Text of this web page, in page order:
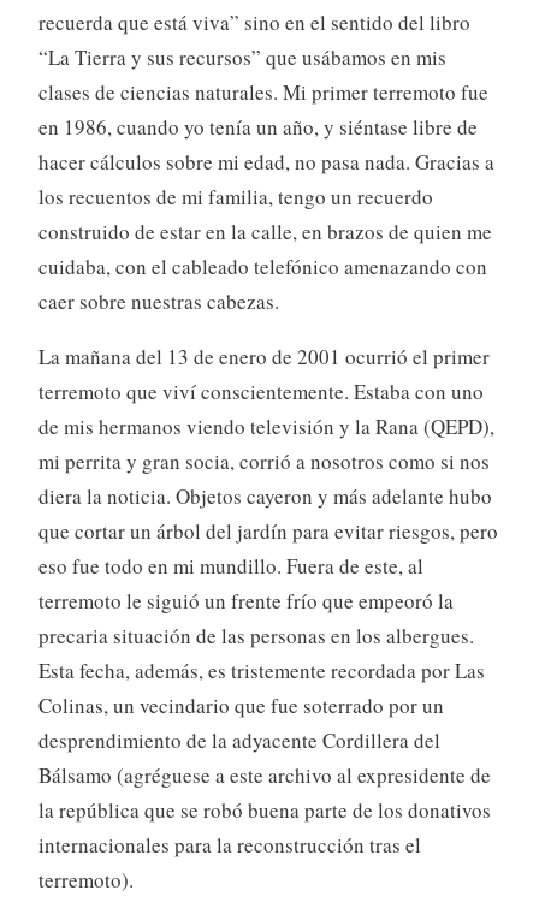
recuerda que está viva” sino en el sentido del libro
“La Tierra y sus recursos” que usábamos en mis
clases de ciencias naturales. Mi primer terremoto fue
en 1986, cuando yo tenía un año, y siéntase libre de
hacer cálculos sobre mi edad, no pasa nada. Gracias a
los recuentos de mi familia, tengo un recuerdo
construido de estar en la calle, en brazos de quien me
cuidaba, con el cableado telefónico amenazando con
caer sobre nuestras cabezas.
La mañana del 13 de enero de 2001 ocurrió el primer
terremoto que viví conscientemente. Estaba con uno
de mis hermanos viendo televisión y la Rana (QEPD),
mi perrita y gran socia, corrió a nosotros como si nos
diera la noticia. Objetos cayeron y más adelante hubo
que cortar un árbol del jardín para evitar riesgos, pero
eso fue todo en mi mundillo. Fuera de este, al
terremoto le siguió un frente frío que empeoró la
precaria situación de las personas en los albergues.
Esta fecha, además, es tristemente recordada por Las
Colinas, un vecindario que fue soterrado por un
desprendimiento de la adyacente Cordillera del
Bálsamo (agréguese a este archivo al expresidente de
la república que se robó buena parte de los donativos
internacionales para la reconstrucción tras el
terremoto).